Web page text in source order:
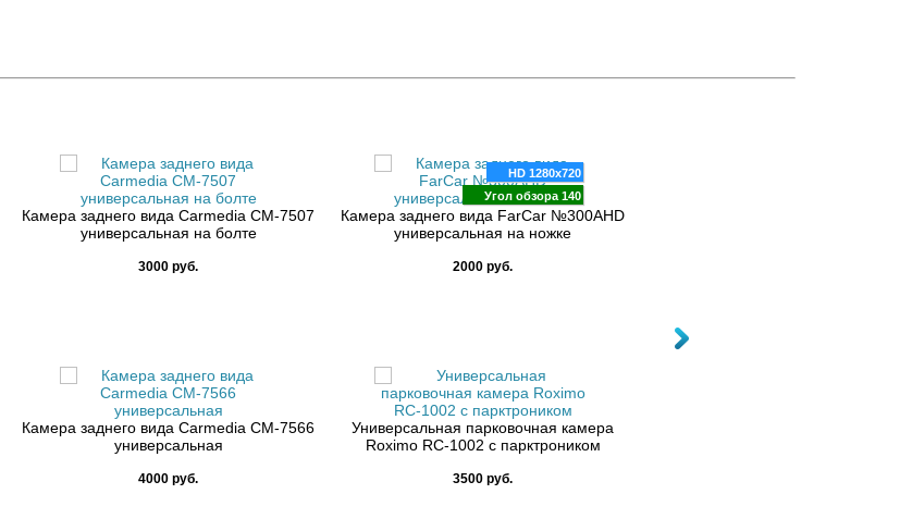
Камера заднего вида Carmedia CM-7507
универсальная на болте
3000 руб.
HD 1280x720
Угол обзора 140
Камера заднего вида FarCar №300AHD
универсальная на ножке
2000 руб.
Камера заднего вида Carmedia CM-7566
универсальная
4000 руб.
Универсальная парковочная камера
Roximo RC-1002 с парктроником
3500 руб.